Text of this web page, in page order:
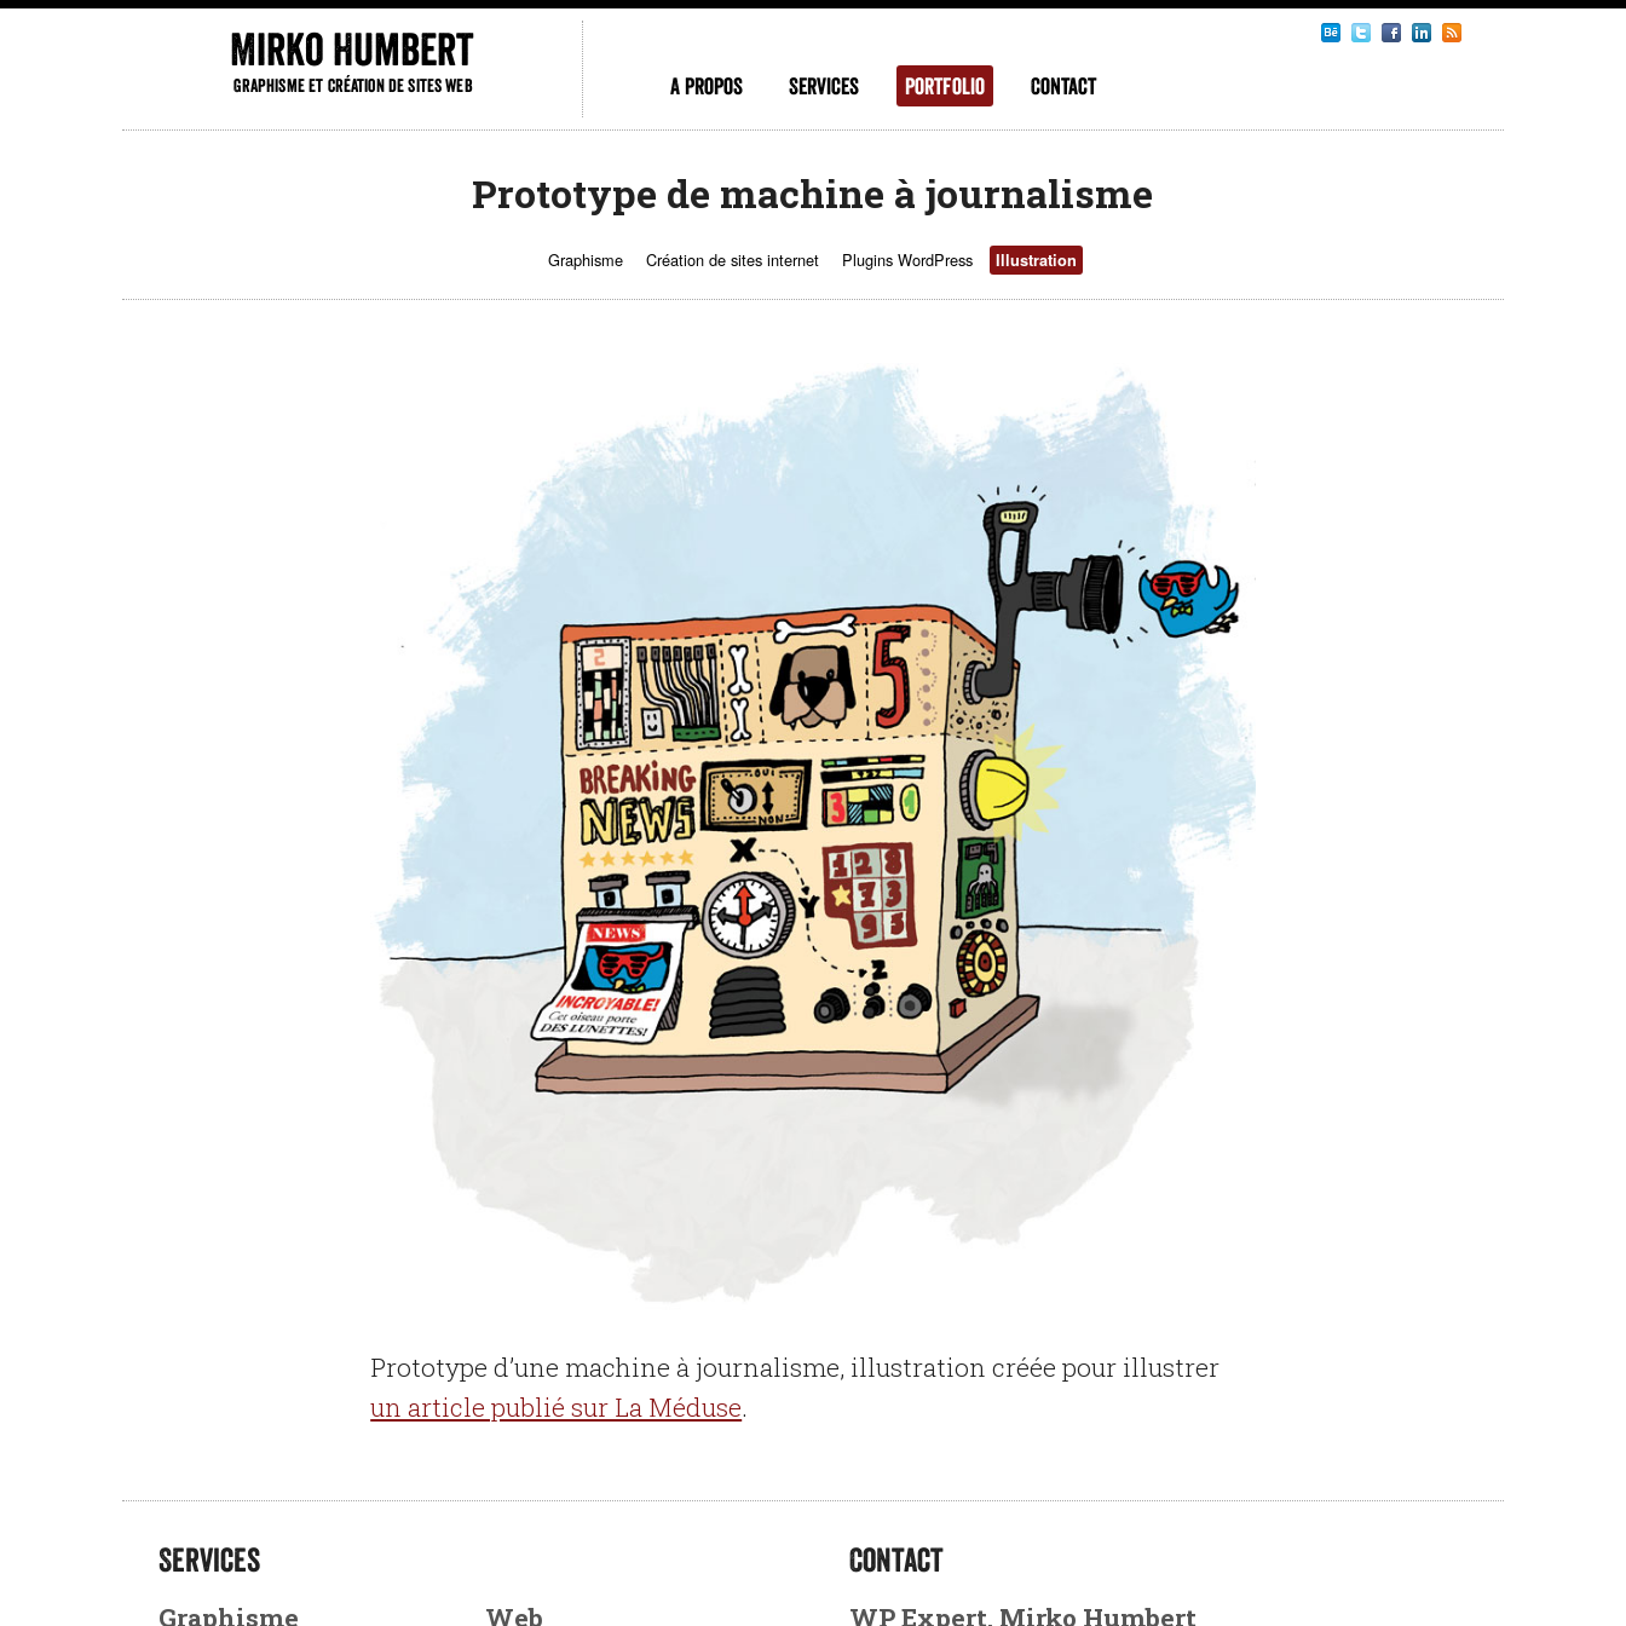
Mirko Humbert
Graphisme et création de sites web A propos Services Portfolio Contact
Prototype de machine à journalisme
Graphisme Création de sites internet Plugins WordPress Illustration
Prototype d’une machine à journalisme, illustration créée pour illustrer
un article publié sur La Méduse.
Services
Graphisme Web
Contact
WP Expert, Mirko Humbert